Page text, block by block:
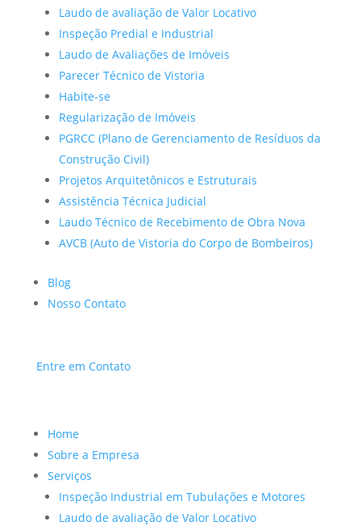
Laudo de avaliação de Valor Locativo
Inspeção Predial e Industrial
Laudo de Avaliações de Imóveis
Parecer Técnico de Vistoria
Habite-se
Regularização de Imóveis
PGRCC (Plano de Gerenciamento de Resíduos da
Construção Civil)
Projetos Arquitetônicos e Estruturais
Assistência Técnica Judicial
Laudo Técnico de Recebimento de Obra Nova
AVCB (Auto de Vistoria do Corpo de Bombeiros)
Blog
Nosso Contato
Entre em Contato
Home
Sobre a Empresa
Serviços
Inspeção Industrial em Tubulações e Motores
Laudo de avaliação de Valor Locativo